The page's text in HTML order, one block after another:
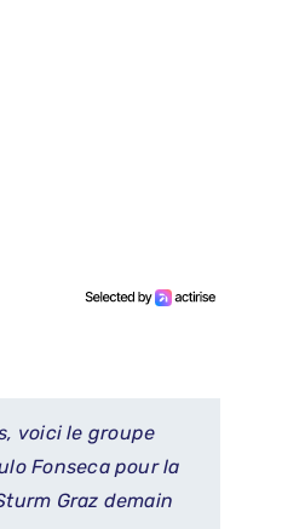
voici le groupe
Fonseca pour la
Graz demain